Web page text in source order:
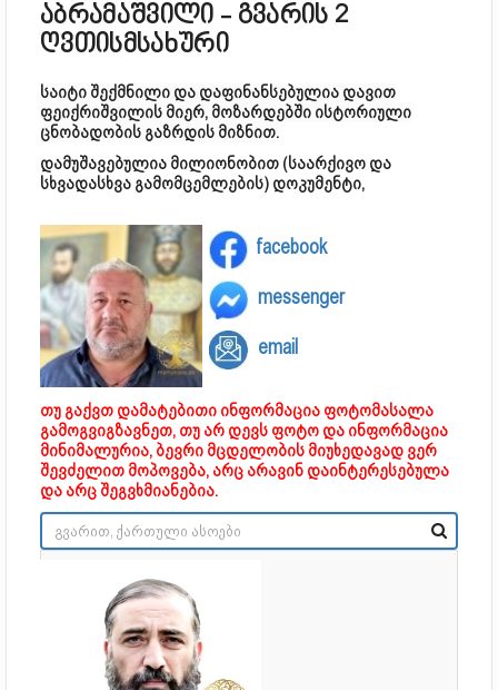
აბრამაშვილი - გვარის 2
ღვთისმსახური
საიტი შექმნილი და დაფინანსებულია დავით
ფეიქრიშვილის მიერ, მოზარდებში ისტორიული
ცნობადობის გაზრდის მიზნით.
დამუშავებულია მილიონობით (საარქივო და
სხვადასხვა გამომცემლების) დოკუმენტი,
facebook
messenger
email
თუ გაქვთ დამატებითი ინფორმაცია ფოტომასალა
გამოგვიგზავნეთ, თუ არ დევს ფოტო და ინფორმაცია
მინიმალურია, ბევრი მცდელობის მიუხედავად ვერ
შევძელით მოპოვება, არც არავინ დაინტერესებულა
და არც შეგვხმიანებია.